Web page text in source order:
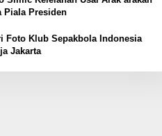
Piala Presiden
Foto Klub Sepakbola Indonesia
Jakarta